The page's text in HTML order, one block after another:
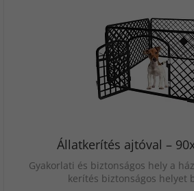
Állatkerítés ajtóval –
Gyakorlati és biztonságos hely a
kerítés biztonságos helyet